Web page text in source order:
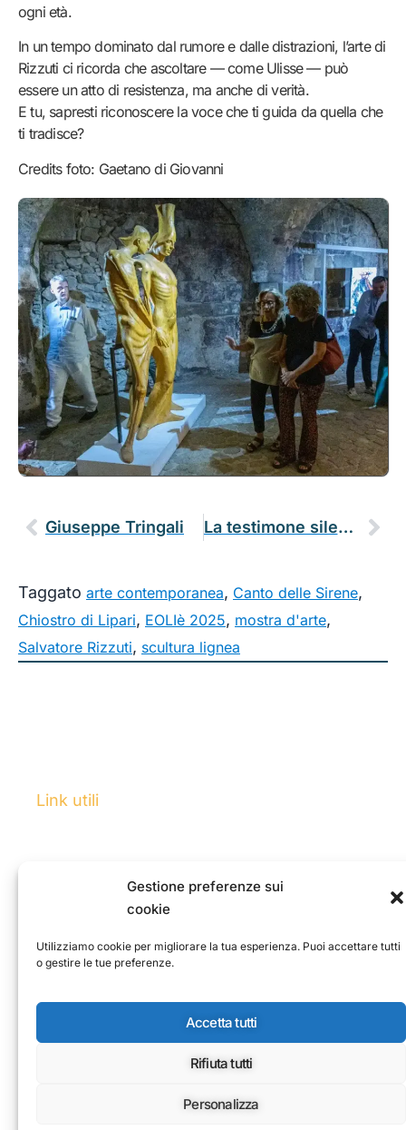
Gestione preferenze sui
cookie
Utilizziamo cookie per migliorare la tua esperienza. Puoi accettare tutti
o gestire le tue preferenze.
Accetta tutti
Rifiuta tutti
Personalizza
ogni età.
In un tempo dominato dal rumore e dalle distrazioni, l’arte di
Rizzuti ci ricorda che ascoltare — come Ulisse — può
essere un atto di resistenza, ma anche di verità.
E tu, sapresti riconoscere la voce che ti guida da quella che
ti tradisce?
Credits foto: Gaetano di Giovanni
Giuseppe Tringali La testimone silenziosa del festival EOLIè25
Taggato arte contemporanea, Canto delle Sirene,
Chiostro di Lipari, EOLIè 2025, mostra d'arte,
Salvatore Rizzuti, scultura lignea
Link utili
Via Nemorense
info@eolie.art